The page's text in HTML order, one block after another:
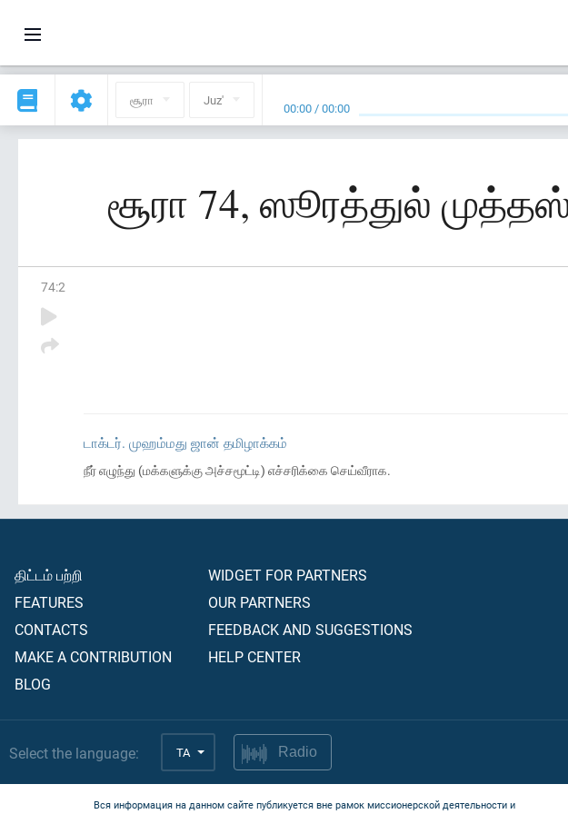
சூரா Juz' 00:00 /00:00
சூரா 74, ஸூரத்துல்
74:2
டாக்டர். முஹம்மது ஜான் தமிழாக்கம்
நீர் எழுந்து (மக்களுக்கு அச்சமூட்டி) எச்சரிக்கை செய்வீராக.
திட்டம் பற்றி
FEATURES
CONTACTS
MAKE A CONTRIBUTION
BLOG
WIDGET FOR PARTNERS
OUR PARTNERS
FEEDBACK AND SUGGESTIONS
HELP CENTER
Select the language: TA Radio
Вся информация на данном сайте публикуется вне рамок миссионерской деятельности и